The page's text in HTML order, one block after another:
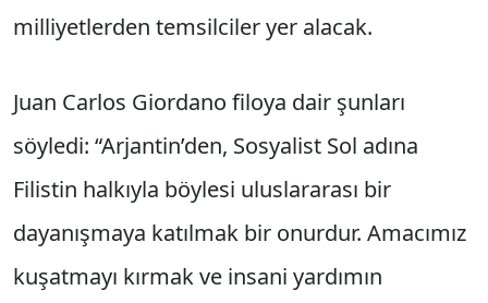
milliyetlerden temsilciler yer alacak.
Juan Carlos Giordano filoya dair şunları
söyledi: “Arjantin’den, Sosyalist Sol adına
Filistin halkıyla böylesi uluslararası bir
dayanışmaya katılmak bir onurdur. Amacımız
kuşatmayı kırmak ve insani yardımın